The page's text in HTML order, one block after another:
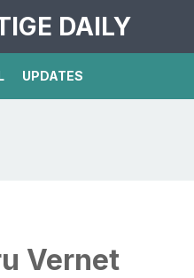
DAILY
UPDATES
Vernet